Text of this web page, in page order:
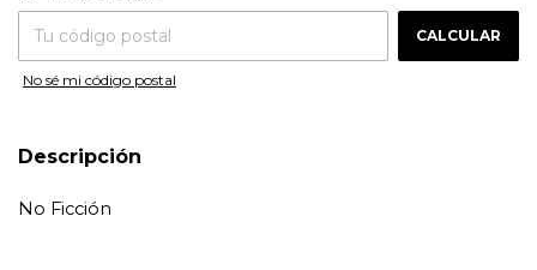
CALCULAR
No sé mi código postal
Descripción
No Ficción